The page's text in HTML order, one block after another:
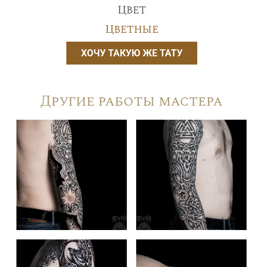
Цвет
Цветные
ХОЧУ ТАКУЮ ЖЕ ТАТУ
Другие работы мастера